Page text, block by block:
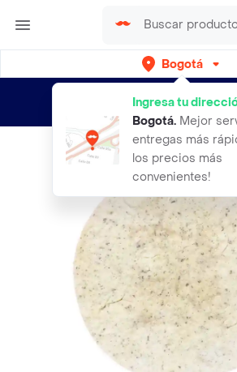
Bogotá
Ingresa tu
Bogotá. Mejor
entregas más
los precios más
convenientes!
envíos gratis por semanas